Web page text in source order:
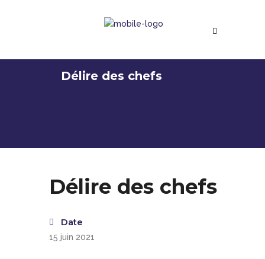
Délire des chefs
Délire des chefs
Date
15 juin 2021